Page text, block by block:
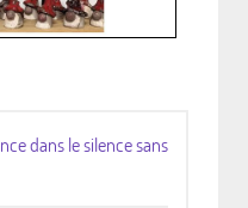
dans le silence sans